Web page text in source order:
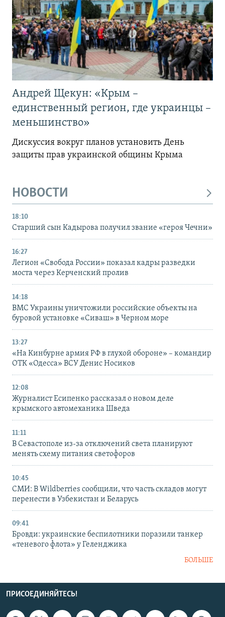
Андрей Щекун: «Крым –
единственный регион, где украинцы –
меньшинство»
Дискуссия вокруг планов установить День
защиты прав украинской общины Крыма
НОВОСТИ
18:10
Старший сын Кадырова получил звание «героя Чечни»
16:27
Легион «Свобода России» показал кадры разведки
моста через Керченский пролив
14:18
ВМС Украины уничтожили российские объекты на
буровой установке «Сиваш» в Черном море
13:27
«На Кинбурне армия РФ в глухой обороне» – командир
ОТК «Одесса» ВСУ Денис Носиков
12:08
Журналист Есипенко рассказал о новом деле
крымского автомеханика Шведа
11:11
В Севастополе из-за отключений света планируют
менять схему питания светофоров
10:45
СМИ: В Wildberries сообщили, что часть складов могут
перенести в Узбекистан и Беларусь
09:41
Бровди: украинские беспилотники поразили танкер
«теневого флота» у Геленджика
БОЛЬШЕ
ПРИСОЕДИНЯЙТЕСЬ!